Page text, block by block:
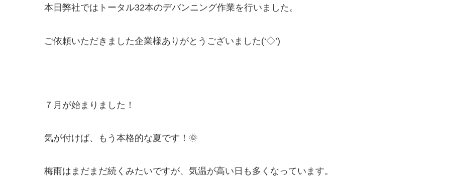
本日弊社ではトータル32本のデバンニング作業を行いました。
ご依頼いただきました企業様ありがとうございました(‘◇’)ゞ
７月が始まりました！
気が付けば、もう本格的な夏です！🌞
梅雨はまだまだ続くみたいですが、気温が高い日も多くなっています。